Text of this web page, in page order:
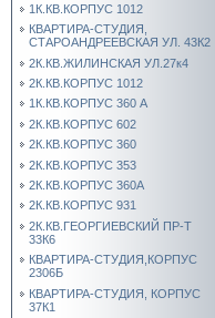
1К.КВ.КОРПУС 1012
КВАРТИРА-СТУДИЯ,
СТАРОАНДРЕЕВСКАЯ УЛ. 43К2
2К.КВ.ЖИЛИНСКАЯ УЛ.27к4
2К.КВ.КОРПУС 1012
1К.КВ.КОРПУС 360 А
2К.КВ.КОРПУС 602
2К.КВ.КОРПУС 360
2К.КВ.КОРПУС 353
2К.КВ.КОРПУС 360А
2К.КВ.КОРПУС 931
2К.КВ.ГЕОРГИЕВСКИЙ ПР-Т
33К6
КВАРТИРА-СТУДИЯ,КОРПУС
2306Б
КВАРТИРА-СТУДИЯ, КОРПУС
37К1